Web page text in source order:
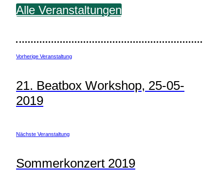
Alle Veranstaltungen
Vorherige Veranstaltung
21. Beatbox Workshop, 25-05-
2019
Nächste Veranstaltung
Sommerkonzert 2019